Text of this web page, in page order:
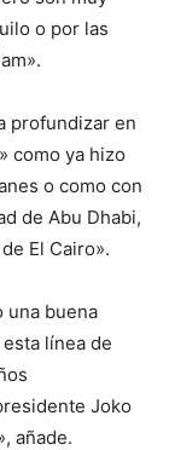
o por las
profundizar en
como ya hizo
o como con
de Abu Dhabi,
El Cairo».
una buena
línea de
Joko
añade.